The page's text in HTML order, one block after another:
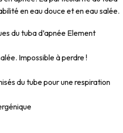
en eau douce et en eau salée.
du tuba d’apnée Element
Impossible à perdre !
du tube pour une respiration